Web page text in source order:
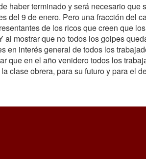
haber terminado y será necesario
del 9 de enero. Pero una fracción del
de los ricos que creen que
al mostrar que no todos los golpes
en interés general de todos los
que en el año venidero todos los
clase obrera, para su futuro y para el